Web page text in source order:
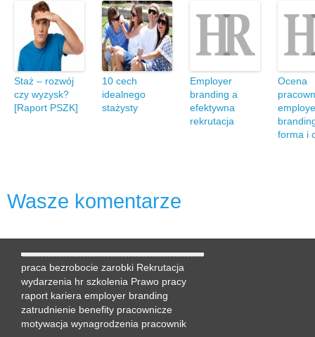
Staż – rozwój
czy wyzysk?
[Raport PSZK]
10 cech
idealnego
stażysty
Employer
branding a
efektywna
rekrutacja
Ocena
forma i
Wasze komentarze
praca bezrobocie zarobki Rekrutacja
wydarzenia hr szkolenia Prawo pracy
raport kariera employer branding
zatrudnienie benefity pracownicze
motywacja wynagrodzenia pracownik